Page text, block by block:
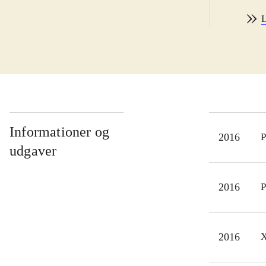
Det
Informationer og
udgaver
2016
2016
2016